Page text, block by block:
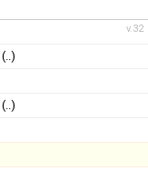
v.32
(..)
(..)